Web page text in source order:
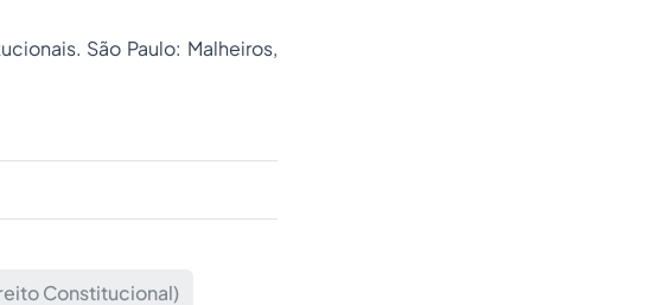
São Paulo: Malheiros,
Constitucional)